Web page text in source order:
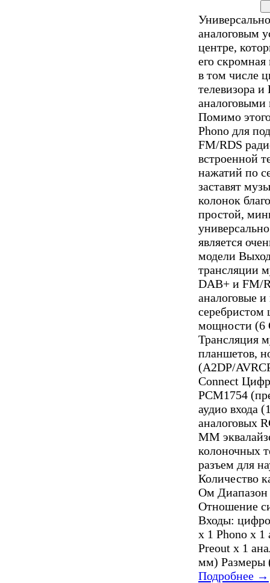
аналоговым
центре,
его
в том числе
телевизора
аналоговыми
Помимо
Phono для
FM/RDS
встроенной
нажатий по
заставят
колонок
простой,
является
модели
трансляции
DAB+ и FM/
аналоговые
серебристом
мощности (6
Трансляция
планшетов,
(A2DP/
Connect
PCM1754
аудио входа
аналоговых
MM
колоночных
разъем для
Количество
Ом Диапазон
Отношение
Входы:
x 1 Phono x 1
Preout x 1
мм) Размеры
Подробнее →